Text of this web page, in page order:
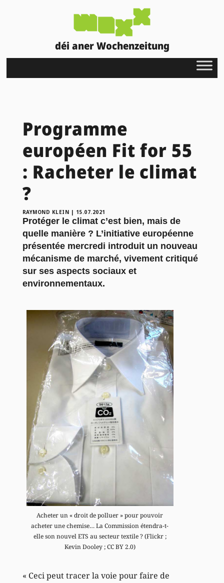
déi aner Wochenzeitung
Programme
européen Fit for 55
: Racheter le climat
?
RAYMOND KLEIN | 15.07.2021
Protéger le climat c’est bien, mais de
quelle manière ? L’initiative européenne
présentée mercredi introduit un nouveau
mécanisme de marché, vivement critiqué
sur ses aspects sociaux et
environnementaux.
Acheter un « droit de polluer » pour pouvoir
acheter une chemise… La Commission étendra-t-
elle son nouvel ETS au secteur textile ? (Flickr ;
Kevin Dooley ; CC BY 2.0)
« Ceci peut tracer la voie pour faire de